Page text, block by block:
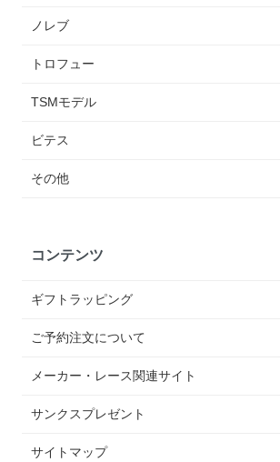
ノレブ
トロフュー
TSMモデル
ビテス
その他
コンテンツ
ギフトラッピング
ご予約注文について
メーカー・レース関連サイト
サンクスプレゼント
サイトマップ